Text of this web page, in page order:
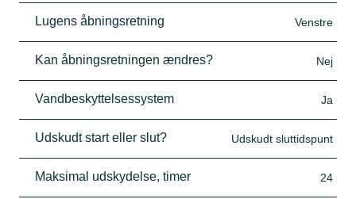
Lugens åbningsretning Venstre
Kan åbningsretningen ændres? Nej
Vandbeskyttelsessystem Ja
Udskudt start eller slut? Udskudt sluttidspunt
Maksimal udskydelse, timer 24